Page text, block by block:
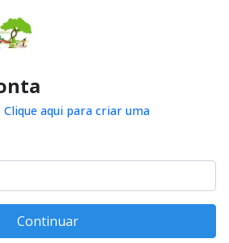
Clique aqui para criar uma
Continuar